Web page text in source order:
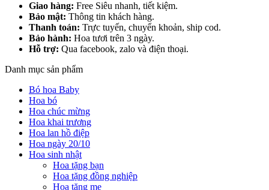
Giao hàng: Free Siêu nhanh, tiết kiệm.
Bảo mật: Thông tin khách hàng.
Thanh toán: Trực tuyến, chuyển khoản, ship cod.
Bảo hành: Hoa tươi trên 3 ngày.
Hỗ trợ: Qua facebook, zalo và điện thoại.
Danh mục sản phẩm
Bó hoa Baby
Hoa bó
Hoa chúc mừng
Hoa khai trương
Hoa lan hồ điệp
Hoa ngày 20/10
Hoa sinh nhật
Hoa tặng bạn
Hoa tặng đồng nghiệp
Hoa tặng mẹ